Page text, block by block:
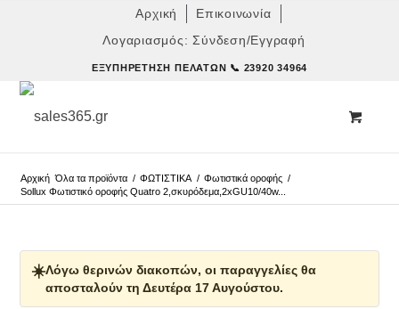
Αρχική
Επικοινωνία
Λογαριασμός: Σύνδεση/Εγγραφή
ΕΞΥΠΗΡΈΤΗΣΗ ΠΕΛΑΤΏΝ 📞 23920 34964
Αρχική Όλα τα προϊόντα / ΦΩΤΙΣΤΙΚΑ / Φωτιστικά οροφής /
Sollux Φωτιστικό οροφής Quatro 2,σκυρόδεμα,2xGU10/40w...
☀️Λόγω θερινών διακοπών, οι παραγγελίες θα
αποσταλούν τη Δευτέρα 17 Αυγούστου.